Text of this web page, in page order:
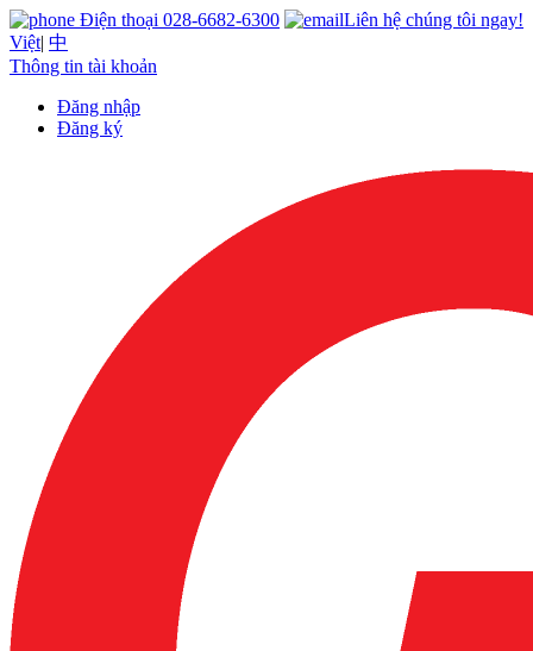
Điện thoại 028-6682-6300
Liên hệ chúng tôi ngay!
Việt| 中
Thông tin tài khoản
Đăng nhập
Đăng ký